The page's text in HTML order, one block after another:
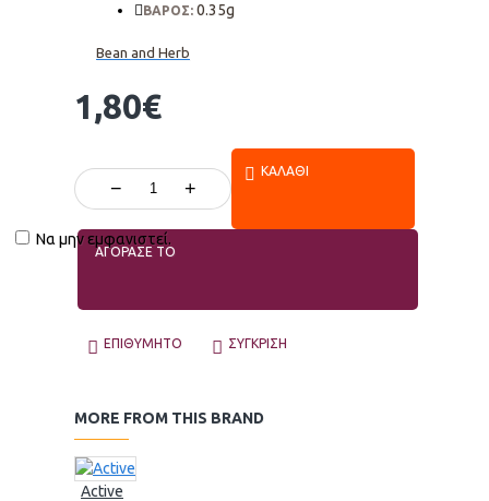
Να μην εμφανιστεί.
1,80€
ΒΑΡΟΣ: 0.35g
Bean and Herb
− +
ΚΑΛΆΘΙ
ΑΓΟΡΑΣΕ ΤΟ
ΕΠΙΘΥΜΗΤΌ ΣΎΓΚΡΙΣΗ
MORE FROM THIS BRAND
Active